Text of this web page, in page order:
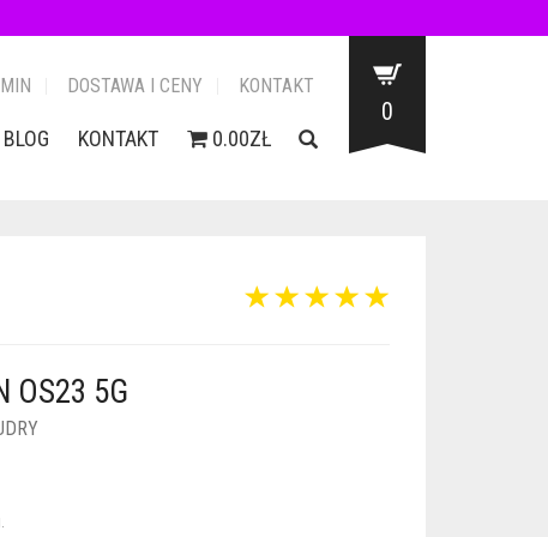
DOSTAWA I CENY KONTAKT
BLOG KONTAKT 0.00ZŁ
0
OS23 5G